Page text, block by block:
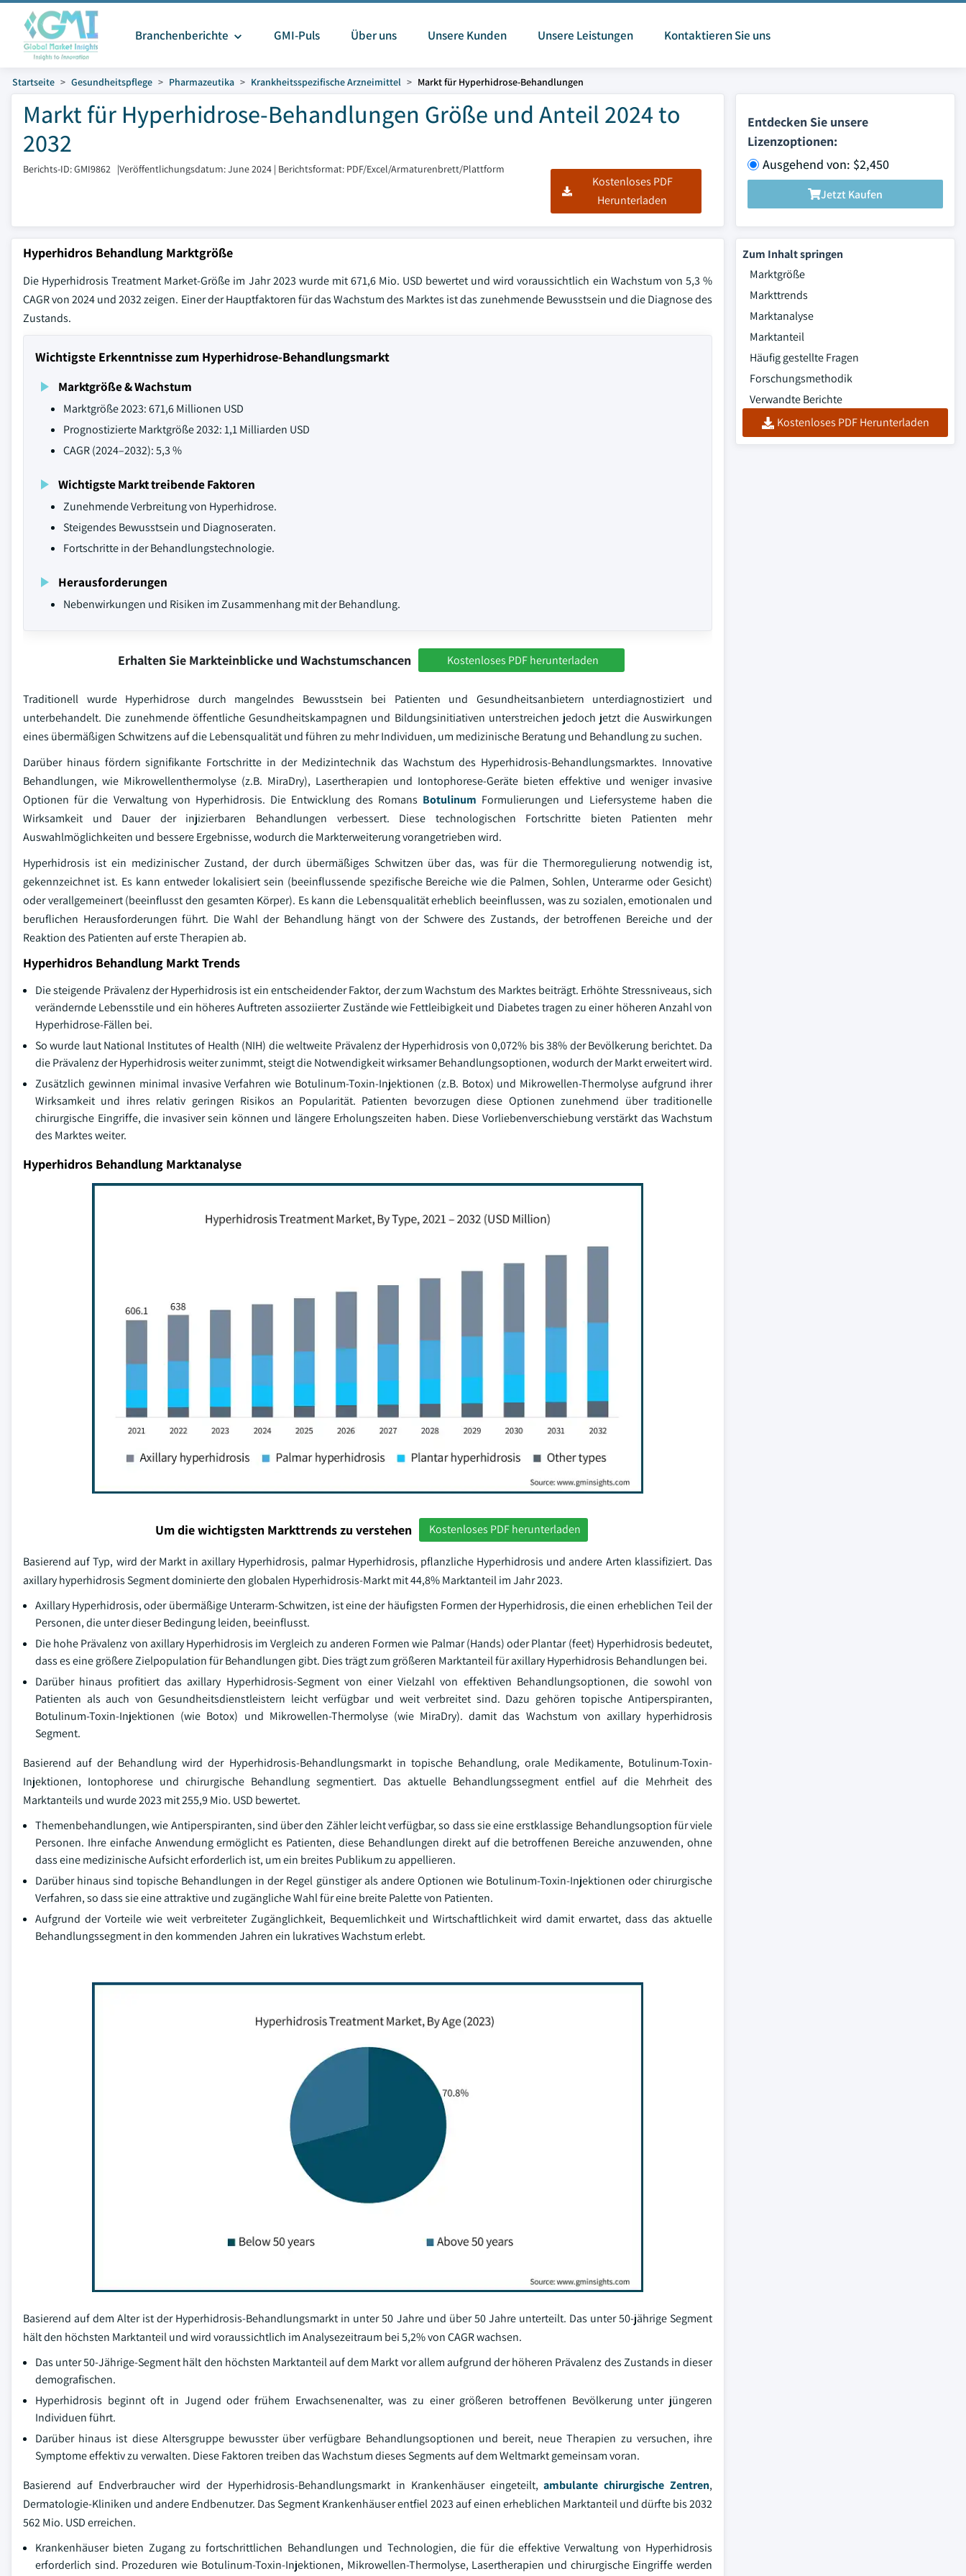
Branchenberichte GMI-Puls Über uns Unsere Kunden Unsere Leistungen Kontaktieren Sie uns
Startseite Gesundheitspflege Pharmazeutika Krankheitsspezifische Arzneimittel Markt für Hyperhidrose-Behandlungen
Markt für Hyperhidrose-Behandlungen Größe und Anteil 2024 to
2032
Berichts-ID: GMI9862 |Veröffentlichungsdatum: June 2024 | Berichtsformat: PDF/Excel/Armaturenbrett/Plattform
Kostenloses PDF
Herunterladen
Entdecken Sie unsere
Lizenzoptionen:
Ausgehend von: $2,450
Jetzt Kaufen
Hyperhidros Behandlung Marktgröße
Die Hyperhidrosis Treatment Market-Größe im Jahr 2023 wurde mit 671,6 Mio. USD bewertet und wird voraussichtlich ein Wachstum von 5,3 %
CAGR von 2024 und 2032 zeigen. Einer der Hauptfaktoren für das Wachstum des Marktes ist das zunehmende Bewusstsein und die Diagnose des
Zustands.
Wichtigste Erkenntnisse zum Hyperhidrose-Behandlungsmarkt
Marktgröße & Wachstum
Marktgröße 2023: 671,6 Millionen USD
Prognostizierte Marktgröße 2032: 1,1 Milliarden USD
CAGR (2024–2032): 5,3 %
Wichtigste Markt treibende Faktoren
Zunehmende Verbreitung von Hyperhidrose.
Steigendes Bewusstsein und Diagnoseraten.
Fortschritte in der Behandlungstechnologie.
Herausforderungen
Nebenwirkungen und Risiken im Zusammenhang mit der Behandlung.
Erhalten Sie Markteinblicke und Wachstumschancen Kostenloses PDF herunterladen
Traditionell wurde Hyperhidrose durch mangelndes Bewusstsein bei Patienten und Gesundheitsanbietern unterdiagnostiziert und
unterbehandelt. Die zunehmende öffentliche Gesundheitskampagnen und Bildungsinitiativen unterstreichen jedoch jetzt die Auswirkungen
eines übermäßigen Schwitzens auf die Lebensqualität und führen zu mehr Individuen, um medizinische Beratung und Behandlung zu suchen.
Darüber hinaus fördern signifikante Fortschritte in der Medizintechnik das Wachstum des Hyperhidrosis-Behandlungsmarktes. Innovative
Behandlungen, wie Mikrowellenthermolyse (z.B. MiraDry), Lasertherapien und Iontophorese-Geräte bieten effektive und weniger invasive
Optionen für die Verwaltung von Hyperhidrosis. Die Entwicklung des Romans Botulinum Formulierungen und Liefersysteme haben die
Wirksamkeit und Dauer der injizierbaren Behandlungen verbessert. Diese technologischen Fortschritte bieten Patienten mehr
Auswahlmöglichkeiten und bessere Ergebnisse, wodurch die Markterweiterung vorangetrieben wird.
Hyperhidrosis ist ein medizinischer Zustand, der durch übermäßiges Schwitzen über das, was für die Thermoregulierung notwendig ist,
gekennzeichnet ist. Es kann entweder lokalisiert sein (beeinflussende spezifische Bereiche wie die Palmen, Sohlen, Unterarme oder Gesicht)
oder verallgemeinert (beeinflusst den gesamten Körper). Es kann die Lebensqualität erheblich beeinflussen, was zu sozialen, emotionalen und
beruflichen Herausforderungen führt. Die Wahl der Behandlung hängt von der Schwere des Zustands, der betroffenen Bereiche und der
Reaktion des Patienten auf erste Therapien ab.
Hyperhidros Behandlung Markt Trends
Die steigende Prävalenz der Hyperhidrosis ist ein entscheidender Faktor, der zum Wachstum des Marktes beiträgt. Erhöhte Stressniveaus, sich
verändernde Lebensstile und ein höheres Auftreten assoziierter Zustände wie Fettleibigkeit und Diabetes tragen zu einer höheren Anzahl von
Hyperhidrose-Fällen bei.
So wurde laut National Institutes of Health (NIH) die weltweite Prävalenz der Hyperhidrosis von 0,072% bis 38% der Bevölkerung berichtet. Da
die Prävalenz der Hyperhidrosis weiter zunimmt, steigt die Notwendigkeit wirksamer Behandlungsoptionen, wodurch der Markt erweitert wird.
Zusätzlich gewinnen minimal invasive Verfahren wie Botulinum-Toxin-Injektionen (z.B. Botox) und Mikrowellen-Thermolyse aufgrund ihrer
Wirksamkeit und ihres relativ geringen Risikos an Popularität. Patienten bevorzugen diese Optionen zunehmend über traditionelle
chirurgische Eingriffe, die invasiver sein können und längere Erholungszeiten haben. Diese Vorliebenverschiebung verstärkt das Wachstum
des Marktes weiter.
Hyperhidros Behandlung Marktanalyse
Um die wichtigsten Markttrends zu verstehen Kostenloses PDF herunterladen
Basierend auf Typ, wird der Markt in axillary Hyperhidrosis, palmar Hyperhidrosis, pflanzliche Hyperhidrosis und andere Arten klassifiziert. Das
axillary hyperhidrosis Segment dominierte den globalen Hyperhidrosis-Markt mit 44,8% Marktanteil im Jahr 2023.
Axillary Hyperhidrosis, oder übermäßige Unterarm-Schwitzen, ist eine der häufigsten Formen der Hyperhidrosis, die einen erheblichen Teil der
Personen, die unter dieser Bedingung leiden, beeinflusst.
Die hohe Prävalenz von axillary Hyperhidrosis im Vergleich zu anderen Formen wie Palmar (Hands) oder Plantar (feet) Hyperhidrosis bedeutet,
dass es eine größere Zielpopulation für Behandlungen gibt. Dies trägt zum größeren Marktanteil für axillary Hyperhidrosis Behandlungen bei.
Darüber hinaus profitiert das axillary Hyperhidrosis-Segment von einer Vielzahl von effektiven Behandlungsoptionen, die sowohl von
Patienten als auch von Gesundheitsdienstleistern leicht verfügbar und weit verbreitet sind. Dazu gehören topische Antiperspiranten,
Botulinum-Toxin-Injektionen (wie Botox) und Mikrowellen-Thermolyse (wie MiraDry). damit das Wachstum von axillary hyperhidrosis
Segment.
Basierend auf der Behandlung wird der Hyperhidrosis-Behandlungsmarkt in topische Behandlung, orale Medikamente, Botulinum-Toxin-
Injektionen, Iontophorese und chirurgische Behandlung segmentiert. Das aktuelle Behandlungssegment entfiel auf die Mehrheit des
Marktanteils und wurde 2023 mit 255,9 Mio. USD bewertet.
Themenbehandlungen, wie Antiperspiranten, sind über den Zähler leicht verfügbar, so dass sie eine erstklassige Behandlungsoption für viele
Personen. Ihre einfache Anwendung ermöglicht es Patienten, diese Behandlungen direkt auf die betroffenen Bereiche anzuwenden, ohne
dass eine medizinische Aufsicht erforderlich ist, um ein breites Publikum zu appellieren.
Darüber hinaus sind topische Behandlungen in der Regel günstiger als andere Optionen wie Botulinum-Toxin-Injektionen oder chirurgische
Verfahren, so dass sie eine attraktive und zugängliche Wahl für eine breite Palette von Patienten.
Aufgrund der Vorteile wie weit verbreiteter Zugänglichkeit, Bequemlichkeit und Wirtschaftlichkeit wird damit erwartet, dass das aktuelle
Behandlungssegment in den kommenden Jahren ein lukratives Wachstum erlebt.
Basierend auf dem Alter ist der Hyperhidrosis-Behandlungsmarkt in unter 50 Jahre und über 50 Jahre unterteilt. Das unter 50-jährige Segment
hält den höchsten Marktanteil und wird voraussichtlich im Analysezeitraum bei 5,2% von CAGR wachsen.
Das unter 50-Jährige-Segment hält den höchsten Marktanteil auf dem Markt vor allem aufgrund der höheren Prävalenz des Zustands in dieser
demografischen.
Hyperhidrosis beginnt oft in Jugend oder frühem Erwachsenenalter, was zu einer größeren betroffenen Bevölkerung unter jüngeren
Individuen führt.
Darüber hinaus ist diese Altersgruppe bewusster über verfügbare Behandlungsoptionen und bereit, neue Therapien zu versuchen, ihre
Symptome effektiv zu verwalten. Diese Faktoren treiben das Wachstum dieses Segments auf dem Weltmarkt gemeinsam voran.
Basierend auf Endverbraucher wird der Hyperhidrosis-Behandlungsmarkt in Krankenhäuser eingeteilt,ambulante chirurgische Zentren,
Dermatologie-Kliniken und andere Endbenutzer. Das Segment Krankenhäuser entfiel 2023 auf einen erheblichen Marktanteil und dürfte bis 2032
562 Mio. USD erreichen.
Krankenhäuser bieten Zugang zu fortschrittlichen Behandlungen und Technologien, die für die effektive Verwaltung von Hyperhidrosis
erforderlich sind. Prozeduren wie Botulinum-Toxin-Injektionen, Mikrowellen-Thermolyse, Lasertherapien und chirurgische Eingriffe werden
Zum Inhalt springen
Marktgröße
Markttrends
Marktanalyse
Marktanteil
Häufig gestellte Fragen
Forschungsmethodik
Verwandte Berichte
Kostenloses PDF Herunterladen